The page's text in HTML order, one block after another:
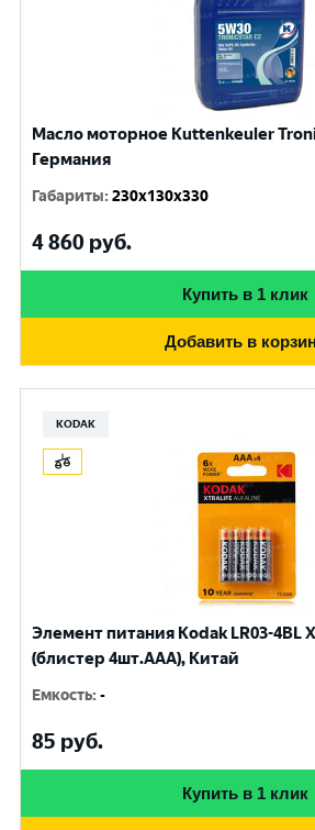
Масло моторное Kuttenkeuler
Германия
Габариты:230x130x330
4 860 руб.
Купить в 1 клик
Добавить в
KODAK
Элемент питания Kodak LR03-4BL
(блистер 4шт.AАА), Китай
Емкость:-
85 руб.
Купить в 1 клик